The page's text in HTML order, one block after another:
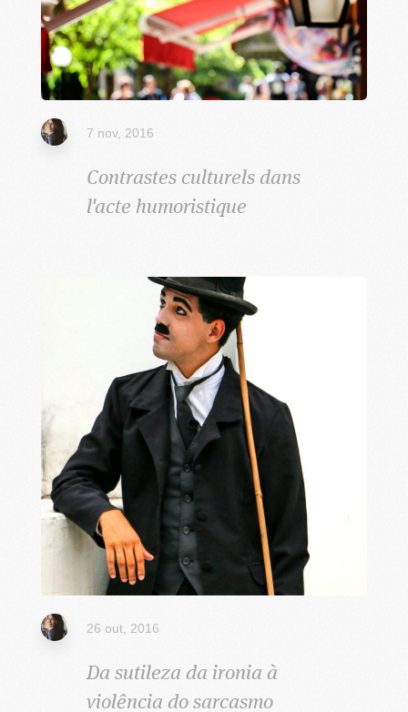
7 nov, 2016
Contrastes culturels dans
l'acte humoristique
26 out, 2016
Da sutileza da ironia à
violência do sarcasmo